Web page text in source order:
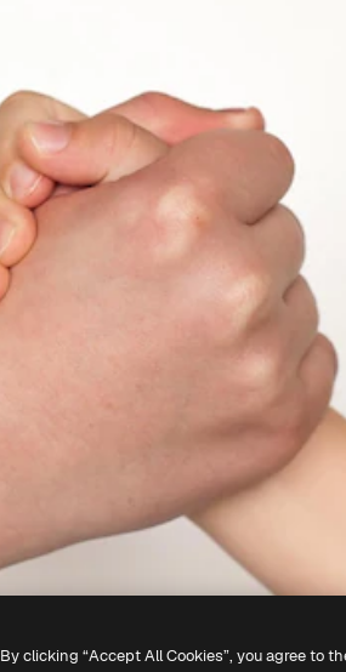
By clicking “Accept All Cookies”, you agree to